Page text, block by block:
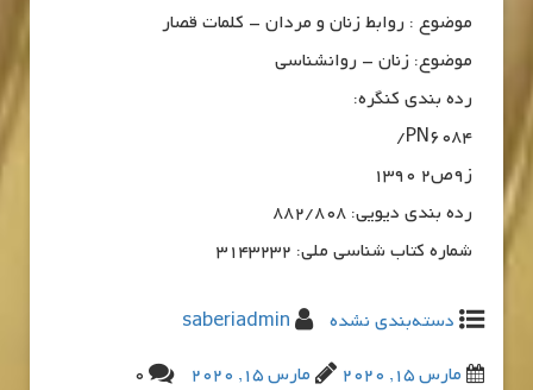
موضوع : روابط زنان و مردان – کلمات قصار
موضوع: زنان – روانشناسی
رده بندی کنگره:
PN6084/
ز9ص2 1390
رده بندی دیویی: 882/808
شماره کتاب شناسی ملی: 3143232
دسته‌بندی نشده
saberiadmin
مارس 15, 2020
مارس 15, 2020 0